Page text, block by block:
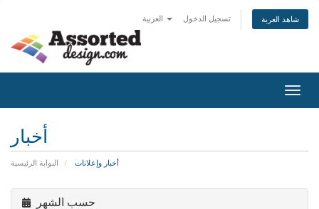
تسجيل الدخول شاهد العربة
أخبار
البوابة الرئيسية أخبار وإعلانات
حسب الشهر